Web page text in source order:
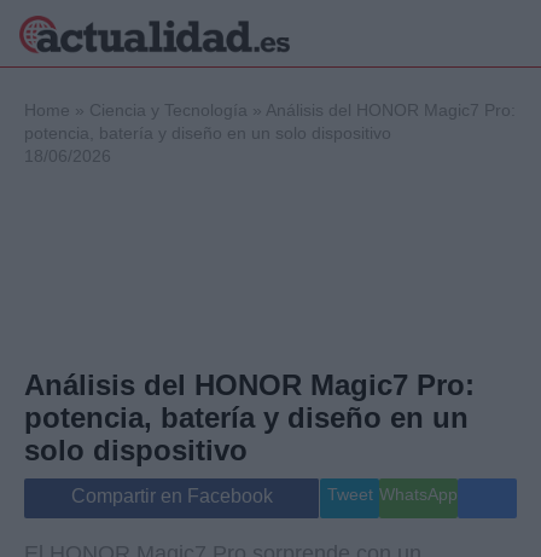
Internacional
Viajes
Gente
Musica
Home » Ciencia y Tecnología » Análisis del HONOR Magic7 Pro:
potencia, batería y diseño en un solo dispositivo
18/06/2026
Análisis del HONOR Magic7 Pro:
potencia, batería y diseño en un
solo dispositivo
Compartir en Facebook Tweet WhatsApp